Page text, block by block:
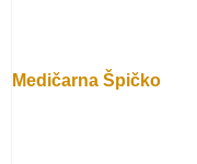
Medičarna Špičko